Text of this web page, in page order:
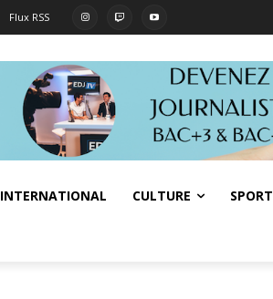
Flux RSS
INTERNATIONAL CULTURE SPORT